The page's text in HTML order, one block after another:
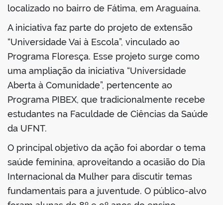
localizado no bairro de Fátima, em Araguaína.
A iniciativa faz parte do projeto de extensão
“Universidade Vai à Escola”, vinculado ao
Programa Floresça. Esse projeto surge como
uma ampliação da iniciativa “Universidade
Aberta à Comunidade”, pertencente ao
Programa PIBEX, que tradicionalmente recebe
estudantes na Faculdade de Ciências da Saúde
da UFNT.
O principal objetivo da ação foi abordar o tema
saúde feminina, aproveitando a ocasião do Dia
Internacional da Mulher para discutir temas
fundamentais para a juventude. O público-alvo